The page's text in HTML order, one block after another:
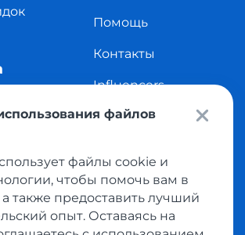
США
Помощь
Контакты
Influencers
Авторы блога
разделы
файлов
файлы cookie и
чтобы помочь вам в
также предоставить лучший
опыт. Оставаясь на